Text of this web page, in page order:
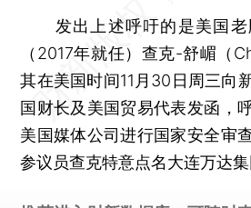
发出上述呼吁的是美国老
（2017年就任）查克-舒嵋（
其在美国时间11月30日周三向
国财长及美国贸易代表发函，
美国媒体公司进行国家安全审
参议员查克特意点名大连万达集